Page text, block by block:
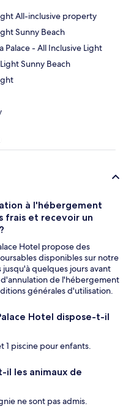
All-inclusive property
Sunny Beach
- All Inclusive Light
Sunny Beach
à l'hébergement
frais et recevoir un
Hotel propose des
disponibles sur notre
quelques jours avant
de l'hébergement
générales d'utilisation.
Hotel dispose-t-il
1 piscine pour enfants.
les animaux de
ne sont pas admis.